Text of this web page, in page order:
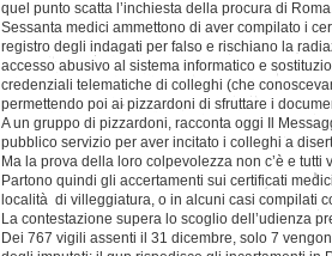
quel punto scatta l’inchiesta della procura di
Sessanta medici ammettono di aver compilato i
registro degli indagati per falso e rischiano la
accesso abusivo al sistema informatico e
credenziali telematiche di colleghi (che
permettendo poi ai pizzardoni di sfruttare i
A un gruppo di pizzardoni, racconta oggi Il
pubblico servizio per aver incitato i colleghi a
Ma la prova della loro colpevolezza non c’è e tutti
Partono quindi gli accertamenti sui certificati
località di villeggiatura, o in alcuni casi compilati
La contestazione supera lo scoglio dell’udienza
Dei 767 vigili assenti il 31 dicembre, solo 7